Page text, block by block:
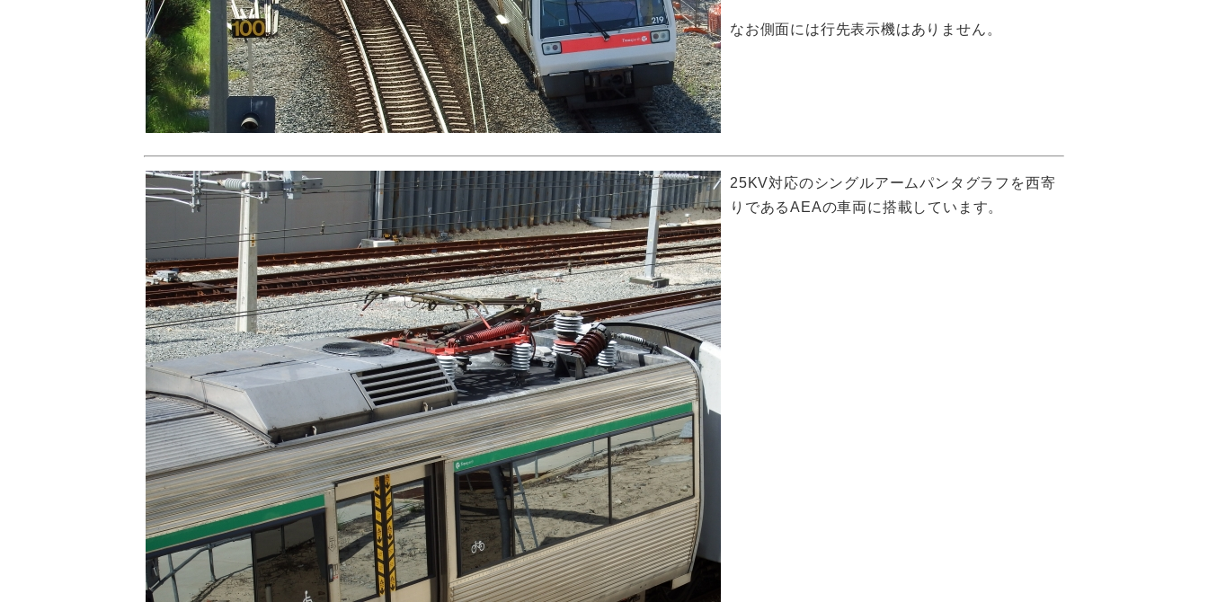
なお側面には行先表示機はありません。
25KV対応のシングルアームパンタグラフを西寄
りであるAEAの車両に搭載しています。